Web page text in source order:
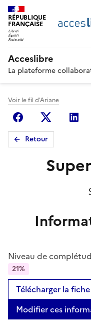
RÉPUBLIQUE
FRANÇAISE
Acceslibre
La plateforme
Voir le fil d'Ariane
FacebookX
Retour
Niveau de
21%
Télécharger la
Modifier ces